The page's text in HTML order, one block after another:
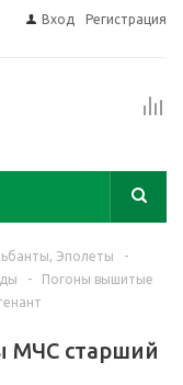
Вход Регистрация
Эполеты
-
-
Погоны вышитые
МЧС старший